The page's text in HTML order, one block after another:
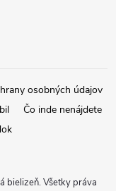
osobných údajov
Čo inde nenájdete
bielizeň. Všetky práva